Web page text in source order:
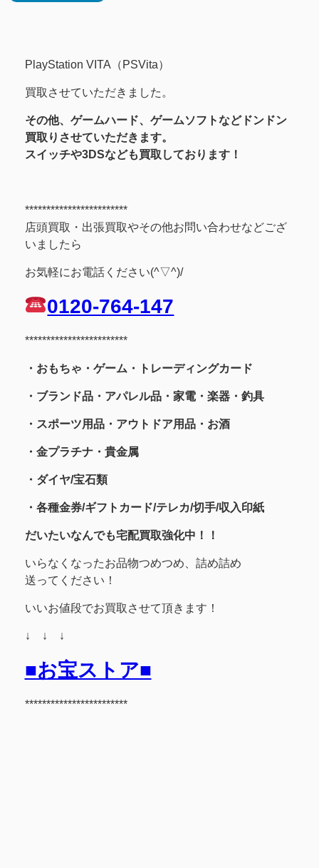
PlayStation VITA（PSVita）
買取させていただきました。
その他、ゲームハード、ゲームソフトなどドンドン
買取りさせていただきます。
スイッチや3DSなども買取しております！
************************
店頭買取・出張買取やその他お問い合わせなどござ
いましたら
お気軽にお電話ください(^▽^)/
0120-764-147
************************
・おもちゃ・ゲーム・トレーディングカード
・ブランド品・アパレル品・家電・楽器・釣具
・スポーツ用品・アウトドア用品・お酒
・金プラチナ・貴金属
・ ダイヤ/宝石類
・各種金券/ギフトカード/テレカ/切手/収入印紙
だいたいなんでも宅配買取強化中！！
いらなくなったお品物つめつめ、詰め詰め
送ってください！
いいお値段でお買取させて頂きます！
↓ ↓ ↓
■お宝ストア■
************************